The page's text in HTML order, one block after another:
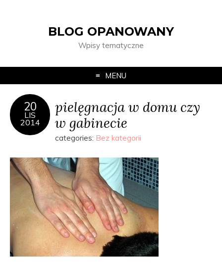
BLOG OPANOWANY
Wpisy tematyczne
MENU
20
LIS
2014
pielęgnacja w domu czy
w gabinecie
categories: Bez kategorii